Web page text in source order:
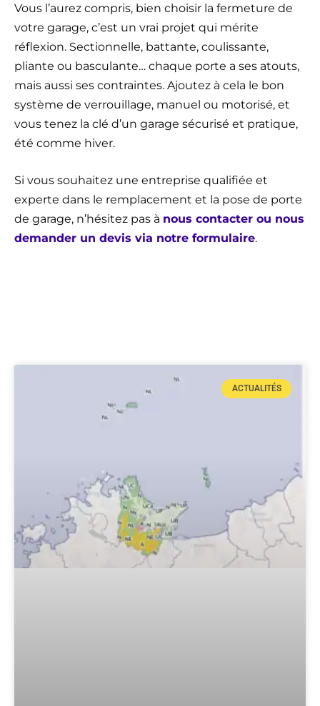
Vous l’aurez compris, bien choisir la fermeture de
votre garage, c’est un vrai projet qui mérite
réflexion. Sectionnelle, battante, coulissante,
pliante ou basculante… chaque porte a ses atouts,
mais aussi ses contraintes. Ajoutez à cela le bon
système de verrouillage, manuel ou motorisé, et
vous tenez la clé d’un garage sécurisé et pratique,
été comme hiver.
Si vous souhaitez une entreprise qualifiée et
experte dans le remplacement et la pose de porte
de garage, n’hésitez pas à nous contacter ou nous
demander un devis via notre formulaire.
ACTUALITÉS